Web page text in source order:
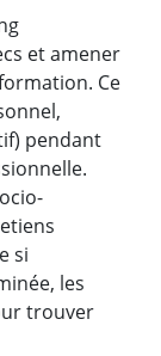
et amener
Ce
pendant
si
les
trouver